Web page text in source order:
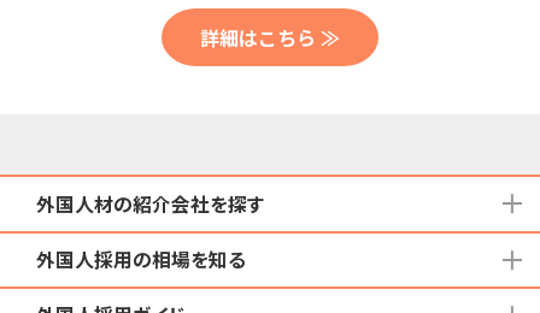
詳細はこちら ≫
外国人材の紹介会社を探す
地域から検索する
国籍から検索する
外国人採用の相場を知る